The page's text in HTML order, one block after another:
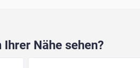
Nähe sehen?